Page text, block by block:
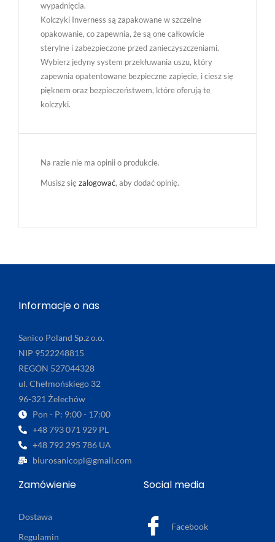
wypadnięcia.
Kolczyki Inverness są zapakowane w szczelne
opakowanie, co zapewnia, że są one całkowicie
sterylne i zabezpieczone przed zanieczyszczeniami.
Wybierz jedyny system przekłuwania uszu, który
zapewnia opatentowane bezpieczne zapięcie, i ciesz się
pięknem oraz bezpieczeństwem, które oferują te
kolczyki.
Na razie nie ma opinii o produkcie.
Musisz sięzalogować, aby dodać opinię.
Informacje o nas
Sanico Poland Sp.z o.o.
NIP 9522248815
REGON 527044328
ul. Chełmońskiego 32
96-321 Żelechów
Pon - P: 9:00 - 17:00
+48 793 071 929 PL
+48 792 295 786 UA
biurosanicopl@gmail.com
Zamówienie
Dostawa
Regulamin
Social media
Facebook